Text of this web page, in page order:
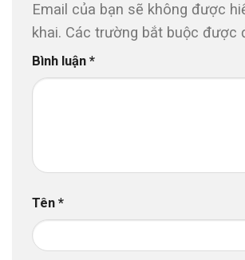
Email của bạn sẽ không được
khai. Các trường bắt buộc được
Bình luận *
Tên *